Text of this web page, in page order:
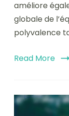
améliore
globale de
polyvalence
Read More